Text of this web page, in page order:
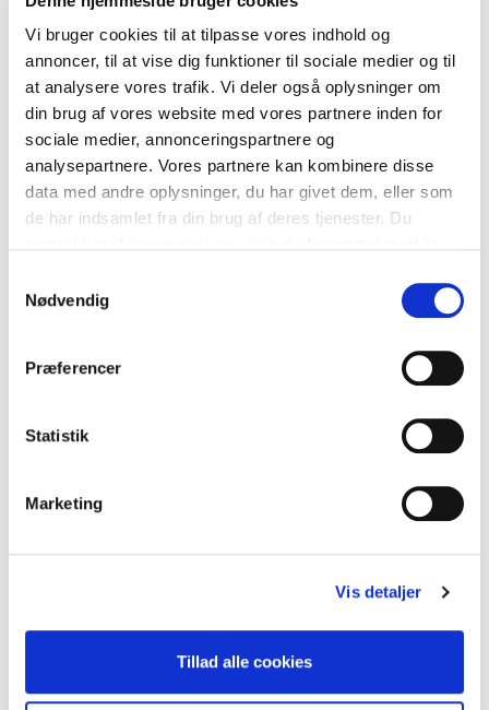
Vi bruger cookies til at tilpasse vores indhold og
annoncer, til at vise dig funktioner til sociale medier og til
at analysere vores trafik. Vi deler også oplysninger om
din brug af vores website med vores partnere inden for
sociale medier, annonceringspartnere og
analysepartnere. Vores partnere kan kombinere disse
data med andre oplysninger, du har givet dem, eller som
de har indsamlet fra din brug af deres tjenester. Du
Nødvendig
Præferencer
Statistik
Marketing
Vis detaljer
Tillad alle cookies
Juli 2021
Maj 2021
April 2021
Marts 2021
December 2020
September 2020
August 2020
Maj 2020